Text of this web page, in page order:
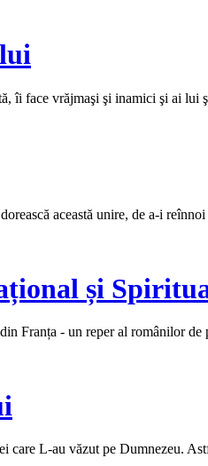
îi face vrăjmaşi şi inamici şi ai lui
această unire, de a-i
și
Franța - un reper al românilor
care L-au văzut pe Dumnezeu.